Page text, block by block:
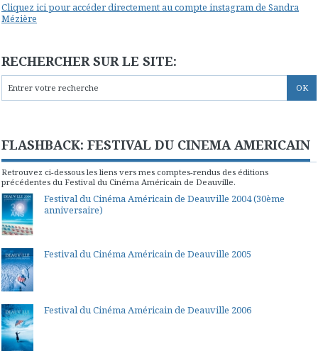
Cliquez ici pour accéder directement au compte instagram de Sandra
Mézière
RECHERCHER SUR LE SITE:
FLASHBACK: FESTIVAL DU CINEMA AMERICAIN
Retrouvez ci-dessous les liens vers mes comptes-rendus des éditions
précédentes du Festival du Cinéma Américain de Deauville.
Festival du Cinéma Américain de Deauville 2004 (30ème
anniversaire)
Festival du Cinéma Américain de Deauville 2005
Festival du Cinéma Américain de Deauville 2006